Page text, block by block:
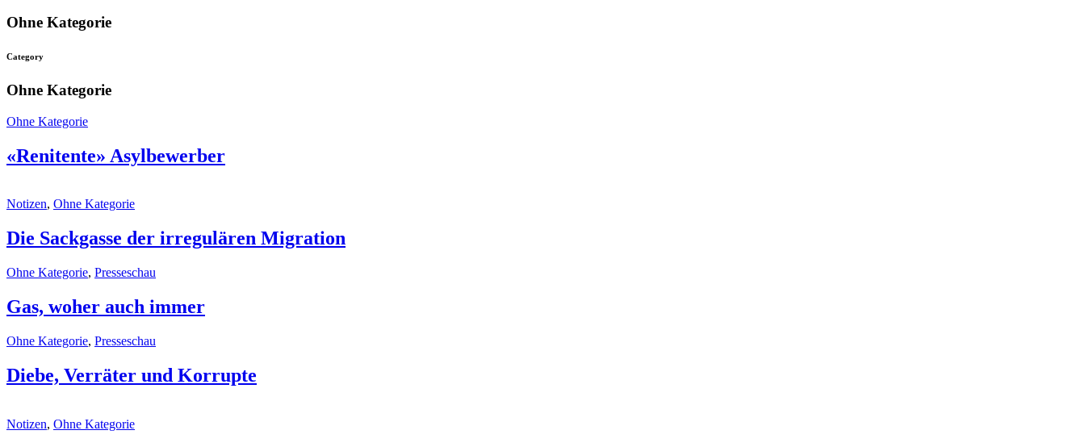
Ohne Kategorie
Category
Ohne Kategorie
Ohne Kategorie
«Renitente» Asylbewerber
Notizen, Ohne Kategorie
Die Sackgasse der irregulären Migration
Ohne Kategorie, Presseschau
Gas, woher auch immer
Ohne Kategorie, Presseschau
Diebe, Verräter und Korrupte
Notizen, Ohne Kategorie